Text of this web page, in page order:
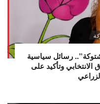
رسائل سياسية
الانتخابي وتأكيد على